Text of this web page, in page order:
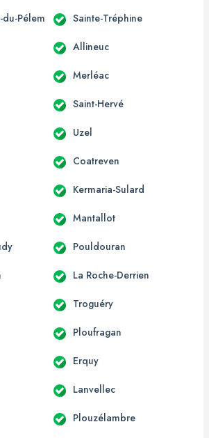
Pélem Sainte-Tréphine
Allineuc
Merléac
Saint-Hervé
Uzel
Coatreven
Kermaria-Sulard
Mantallot
Pouldouran
La Roche-Derrien
Troguéry
Ploufragan
Erquy
Lanvellec
Plouzélambre